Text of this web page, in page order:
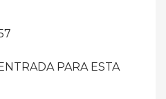
PARA ESTA